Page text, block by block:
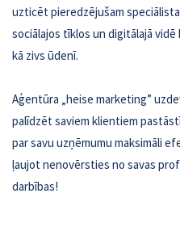
uzticēt pieredzējušam
sociālajos tīklos un digitālajā vidē
kā zivs ūdenī.
Aģentūra „heise marketing”
palīdzēt saviem klientiem
par savu uzņēmumu maksimāli
ļaujot nenovērsties no savas
darbības!